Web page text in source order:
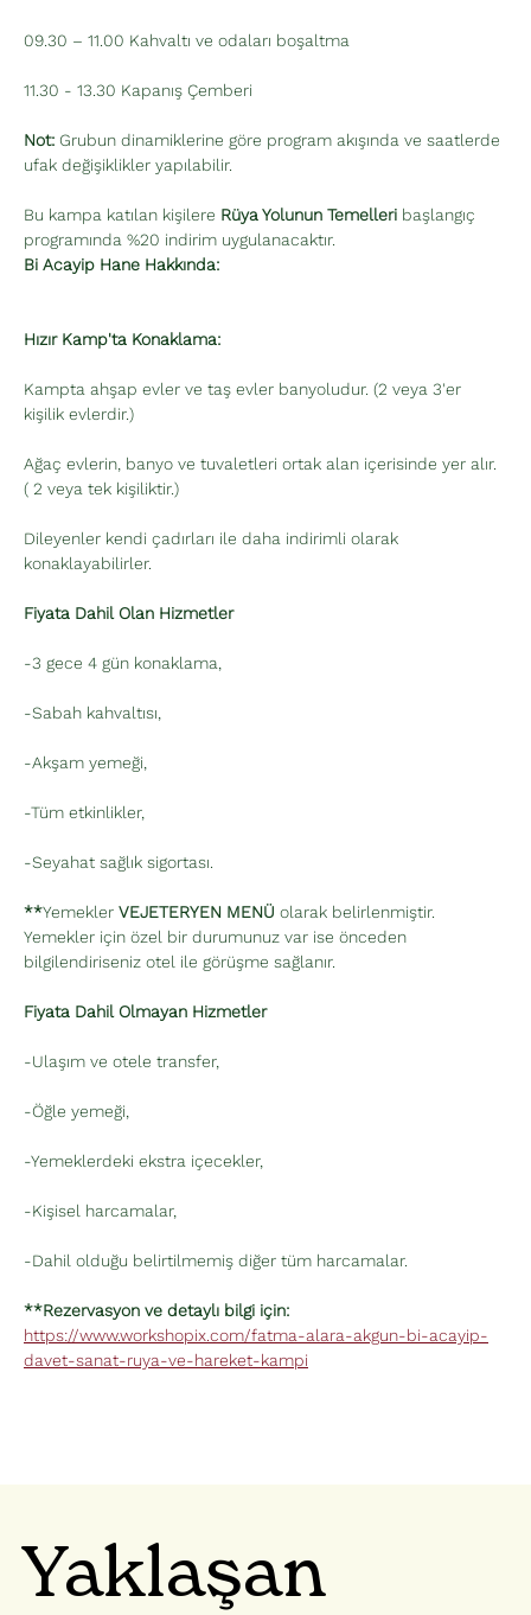
09.30 – 11.00 Kahvaltı ve odaları boşaltma
11.30 - 13.30 Kapanış Çemberi
Not: Grubun dinamiklerine göre program akışında ve saatlerde
ufak değişiklikler yapılabilir.
Bu kampa katılan kişilere Rüya Yolunun Temelleri başlangıç
programında %20 indirim uygulanacaktır.
Bi Acayip Hane Hakkında:
Hızır Kamp'ta Konaklama:
Kampta ahşap evler ve taş evler banyoludur. (2 veya 3'er
kişilik evlerdir.)
Ağaç evlerin, banyo ve tuvaletleri ortak alan içerisinde yer alır.
( 2 veya tek kişiliktir.)
Dileyenler kendi çadırları ile daha indirimli olarak
konaklayabilirler.
Fiyata Dahil Olan Hizmetler
-3 gece 4 gün konaklama,
-Sabah kahvaltısı,
-Akşam yemeği,
-Tüm etkinlikler,
-Seyahat sağlık sigortası.
**Yemekler VEJETERYEN MENÜ olarak belirlenmiştir.
Yemekler için özel bir durumunuz var ise önceden
bilgilendiriseniz otel ile görüşme sağlanır.
Fiyata Dahil Olmayan Hizmetler
-Ulaşım ve otele transfer,
-Öğle yemeği,
-Yemeklerdeki ekstra içecekler,
-Kişisel harcamalar,
-Dahil olduğu belirtilmemiş diğer tüm harcamalar.
**Rezervasyon ve detaylı bilgi için:
https://www.workshopix.com/fatma-alara-akgun-bi-acayip-
davet-sanat-ruya-ve-hareket-kampi
Yaklaşan